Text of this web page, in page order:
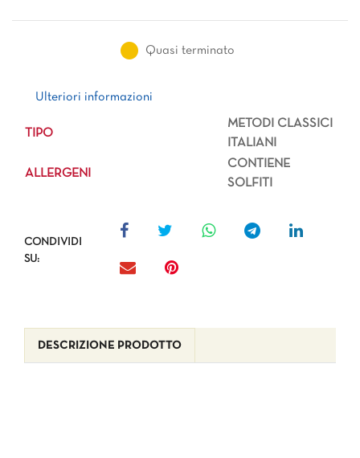
Quasi terminato
Ulteriori informazioni
Ulteriori informazioni
TIPO
METODI CLASSICI
ITALIANI
ALLERGENI
CONTIENE
SOLFITI
CONDIVIDI
SU:
DESCRIZIONE PRODOTTO